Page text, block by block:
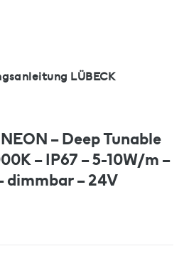
LÜBECK
– Deep Tunable
– IP67 – 5-10W/m –
dimmbar – 24V